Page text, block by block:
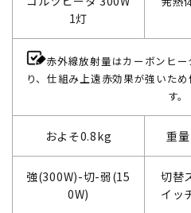
1灯
赤外線放射量はカーボンヒ
り、仕組み上遠赤効果が強いた
す。
およそ0.8kg 重量
強(300W)-切-弱(15
0W)
切替
イッ